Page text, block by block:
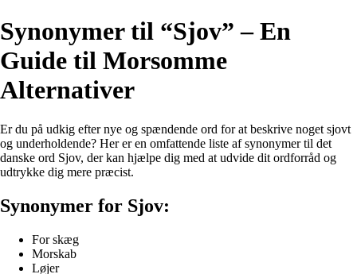
Synonymer til “Sjov” – En
Guide til Morsomme
Alternativer
Er du på udkig efter nye og spændende ord for at beskrive noget sjovt
og underholdende? Her er en omfattende liste af synonymer til det
danske ord Sjov, der kan hjælpe dig med at udvide dit ordforråd og
udtrykke dig mere præcist.
Synonymer for Sjov:
For skæg
Morskab
Løjer